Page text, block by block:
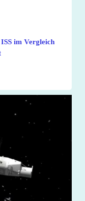
im Vergleich